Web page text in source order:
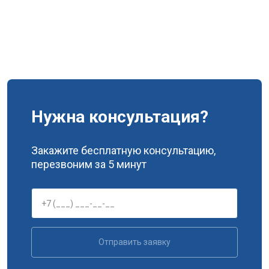
Нужна консультация?
Закажите бесплатную консультацию,
перезвоним за 5 минут
Отправить заявку